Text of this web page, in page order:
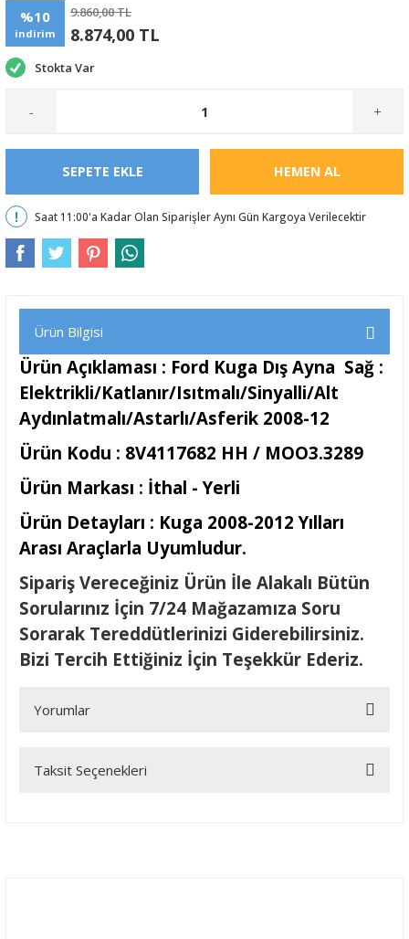
%10
indirim
9.860,00 TL
8.874,00 TL
Stokta Var
- +
SEPETE EKLE HEMEN AL
Saat 11:00'a Kadar Olan Siparişler Aynı Gün Kargoya Verilecektir
Ürün Bilgisi
Ürün Açıklaması : Ford Kuga Dış Ayna Sağ :
Elektrikli/Katlanır/Isıtmalı/Sinyalli/Alt
Aydınlatmalı/Astarlı/Asferik 2008-12
Ürün Kodu : 8V4117682 HH / MOO3.3289
Ürün Markası : İthal - Yerli
Ürün Detayları : Kuga 2008-2012 Yılları
Arası Araçlarla Uyumludur.
Sipariş Vereceğiniz Ürün İle Alakalı Bütün
Sorularınız İçin 7/24 Mağazamıza Soru
Sorarak Tereddütlerinizi Giderebilirsiniz.
Bizi Tercih Ettiğiniz İçin Teşekkür Ederiz.
Yorumlar
Bu ürüne ilk yorumu siz yapın!
Taksit Seçenekleri